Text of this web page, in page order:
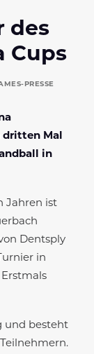
des
Cups
PRESSE
dritten Mal
in
Jahren ist
Dentsply
in
und besteht